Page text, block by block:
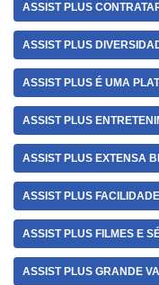
ASSIST PLUS
ASSIST PLUS
ASSIST PLUS É UMA
ASSIST PLUS
ASSIST PLUS EXTENSA
ASSIST PLUS
ASSIST PLUS FILMES E
ASSIST PLUS GRANDE